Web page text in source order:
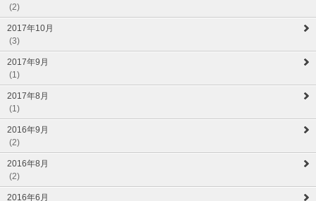
(2)
2017年10月
(3)
2017年9月
(1)
2017年8月
(1)
2016年9月
(2)
2016年8月
(2)
2016年6月